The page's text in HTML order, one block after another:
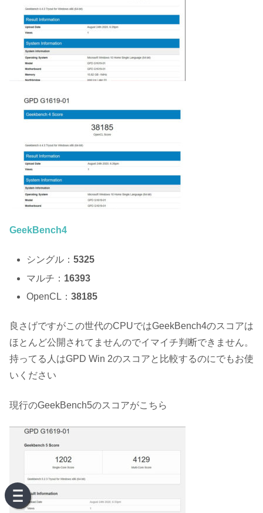
GeekBench4
シングル：5325
マルチ： 16393
OpenCL：38185
良さげですがこの世代のCPUではGeekBench4のスコアは
ほとんど公開されてませんのでイマイチ判断できません。
持ってる人はGPD Win 2のスコアと比較するのにでもお使
いください
現行のGeekBench5のスコアがこちら